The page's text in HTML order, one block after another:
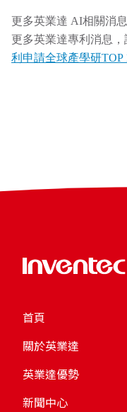
更多英業達 AI相關消
更多英業達專利消息，
利申請全球產學研TOP
首頁
關於英業達
英業達優勢
新聞中心